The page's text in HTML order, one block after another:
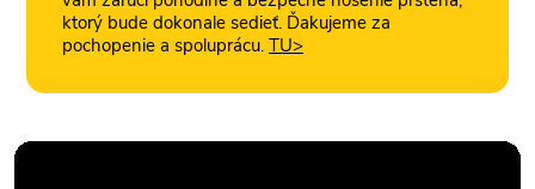
ktorý bude dokonale sedieť. Ďakujeme za
pochopenie a spoluprácu. TU>